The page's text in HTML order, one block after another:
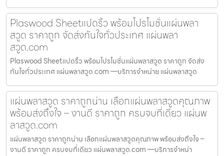
Plaswood Sheetแปดริ้ว พร้อมโปรโมชั่นแผ่นพลา
สวูด ราคาถูก จัดส่งทันใจทั่วประเทศ แผ่นพลา
สวูด.com
Plaswood Sheetแปดริ้ว พร้อมโปรโมชั่นแผ่นพลาสวูด ราคาถูก จัดส่ง
ทันใจทั่วประเทศ แผ่นพลาสวูด.com —บริการจำหน่าย แผ่นพลาสวูด
แผ่นพลาสวูด ราคาถูกน่าน เลือกแผ่นพลาสวูดคุณภาพ
พร้อมส่งถึงใจ – งานดี ราคาถูก ครบจบที่เดียว แผ่นพ
ลาสวูด.com
แผ่นพลาสวูด ราคาถูกน่าน เลือกแผ่นพลาสวูดคุณภาพ พร้อมส่งถึงใจ –
งานดี ราคาถูก ครบจบที่เดียว แผ่นพลาสวูด.com —บริการจำหน่า